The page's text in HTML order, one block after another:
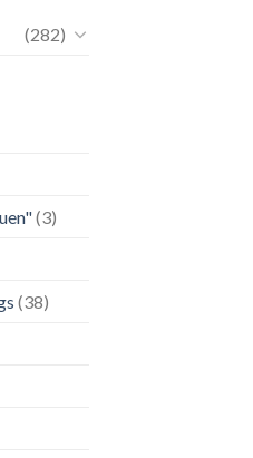
Franziskanische
(282)
(3)
(38)